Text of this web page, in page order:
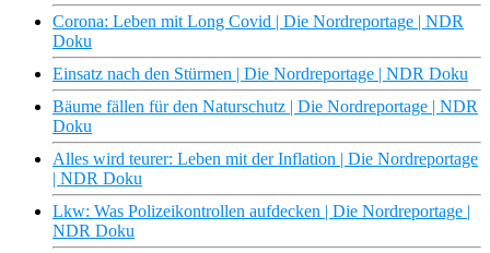
Corona: Leben mit Long Covid | Die Nordreportage | NDR
Doku
Einsatz nach den Stürmen | Die Nordreportage | NDR Doku
Bäume fällen für den Naturschutz | Die Nordreportage | NDR
Doku
Alles wird teurer: Leben mit der Inflation | Die Nordreportage
| NDR Doku
Lkw: Was Polizeikontrollen aufdecken | Die Nordreportage |
NDR Doku